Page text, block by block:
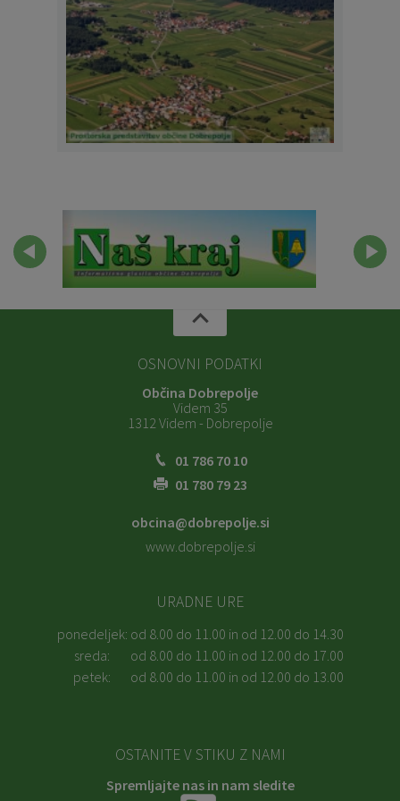
OSNOVNI PODATKI
Občina Dobrepolje
Videm 35
1312 Videm - Dobrepolje
01 786 70 10
01 780 79 23
obcina@dobrepolje.si
www.dobrepolje.si
URADNE URE
ponedeljek: od 8.00 do 11.00 in od 12.00 do 14.30
sreda:
od 8.00 do 11.00 in od 12.00 do 17.00
petek:
od 8.00 do 11.00 in od 12.00 do 13.00
OSTANITE V STIKU Z NAMI
Spremljajte nas in nam sledite